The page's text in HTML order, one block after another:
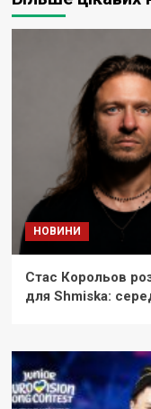
НОВИНИ
Стас Корольов
для Shmiska: